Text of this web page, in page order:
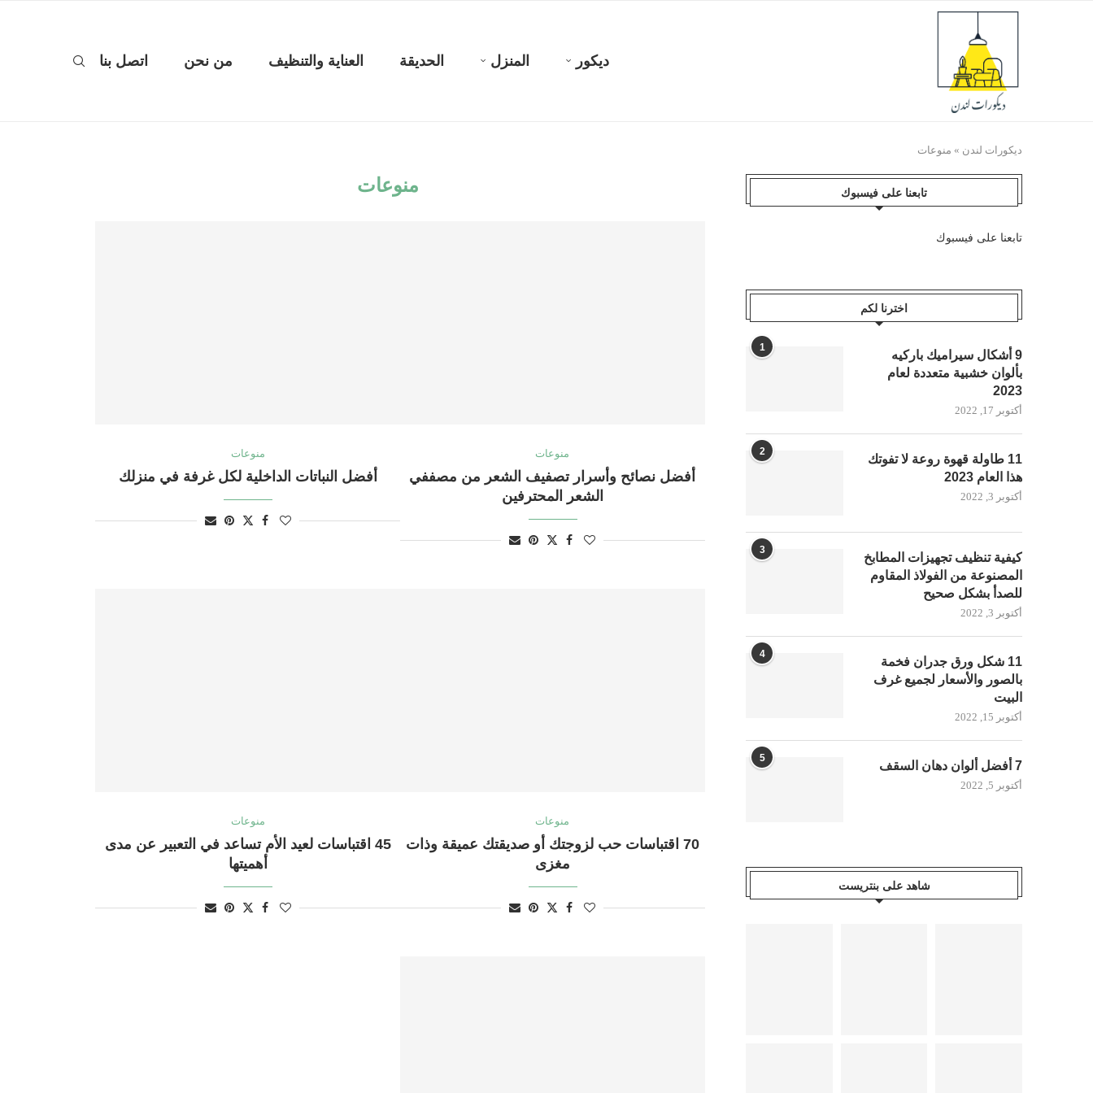
ديكور المنزل الحديقة العناية والتنظيف من نحن اتصل بنا
ديكورات لندن » منوعات
منوعات
منوعات
أفضل نصائح وأسرار تصفيف الشعر من مصففي
الشعر المحترفين
منوعات
أفضل النباتات الداخلية لكل غرفة في منزلك
منوعات
70 اقتباسات حب لزوجتك أو صديقتك عميقة وذات
مغزى
منوعات
45 اقتباسات لعيد الأم تساعد في التعبير عن مدى
أهميتها
تابعنا على فيسبوك
تابعنا على فيسبوك
اخترنا لكم
1
9 أشكال سيراميك باركيه
بألوان خشبية متعددة لعام
2023
أكتوبر 17, 2022
2
11 طاولة قهوة روعة لا تفوتك
هذا العام 2023
أكتوبر 3, 2022
3
كيفية تنظيف تجهيزات المطابخ
المصنوعة من الفولاذ المقاوم
للصدأ بشكل صحيح
أكتوبر 3, 2022
4
11 شكل ورق جدران فخمة
بالصور والأسعار لجميع غرف
البيت
أكتوبر 15, 2022
5
7 أفضل ألوان دهان السقف
أكتوبر 5, 2022
شاهد على بنتريست